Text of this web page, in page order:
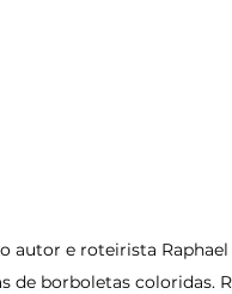
e roteirista Raphael
de borboletas coloridas.